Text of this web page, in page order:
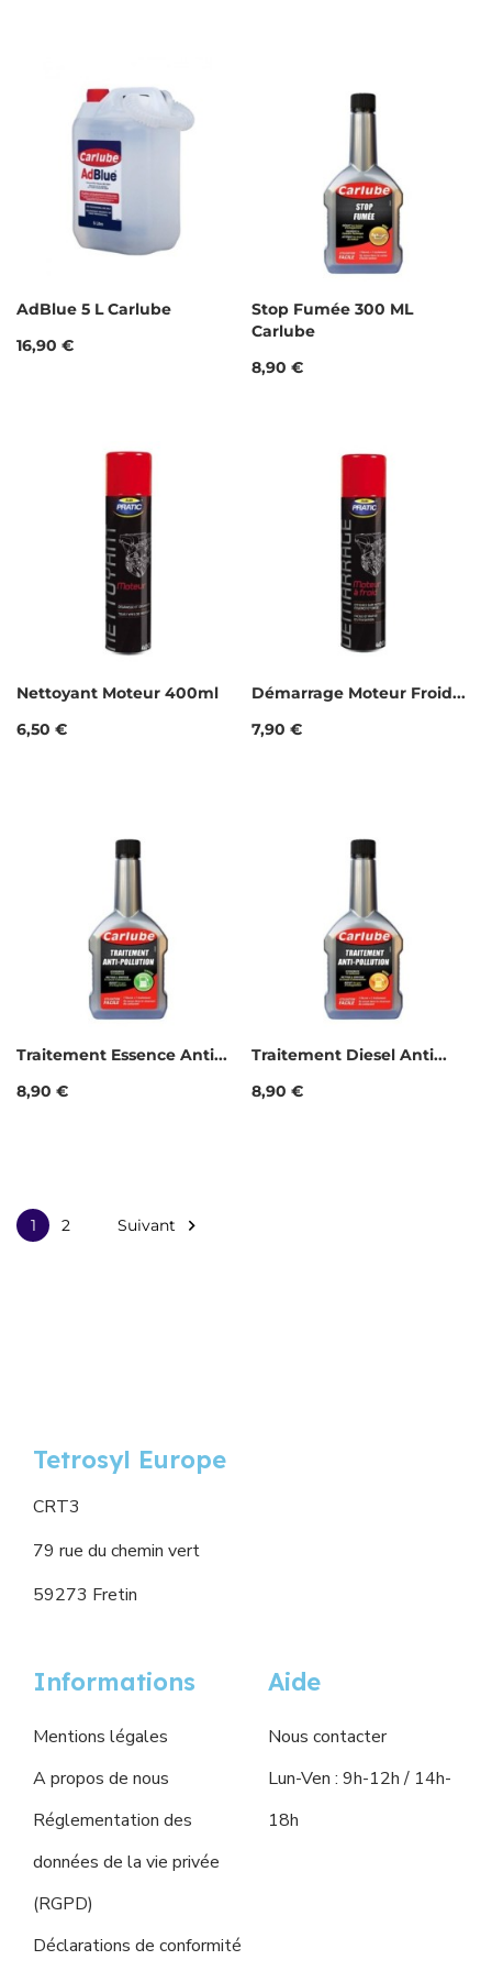
AdBlue 5 L Carlube
Prix
16,90 €
Stop Fumée 300 ML
Carlube
Prix
8,90 €
Nettoyant Moteur 400ml
Prix
6,50 €
Démarrage Moteur Froid...
Prix
7,90 €
Traitement Essence Anti...
Prix
8,90 €
Traitement Diesel Anti...
Prix
8,90 €
1 2 Suivant 
Tetrosyl Europe
CRT3
79 rue du chemin vert
59273 Fretin
Informations
Mentions légales
A propos de nous
Réglementation des
données de la vie privée
(RGPD)
Déclarations de conformité
Aide
Nous contacter
Lun-Ven : 9h-12h / 14h-
18h